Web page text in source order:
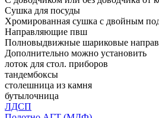
Сушка для посуды
Хромированная сушка с двойным
Направляющие пвш
Полновыдвижные шариковые
Дополнительно можно установить
лоток для стол. приборов
тандембоксы
столешница из камня
бутылочница
ЛДСП